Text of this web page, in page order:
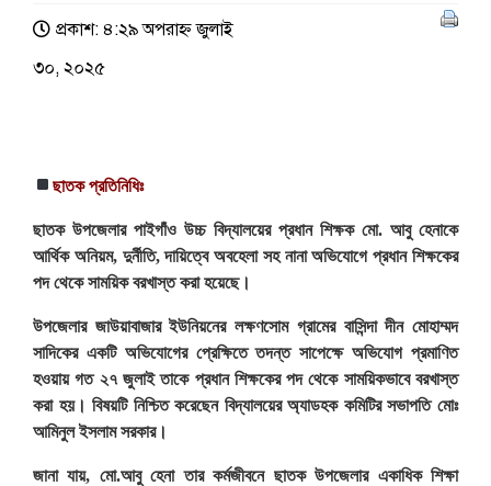
প্রকাশ: ৪:২৯ অপরাহ্ণ জুলাই
৩০, ২০২৫
ছাতক প্রতিনিধিঃ
ছাতক উপজেলার পাইগাঁও উচ্চ বিদ্যালয়ের প্রধান শিক্ষক মো. আবু হেনাকে
আর্থিক অনিয়ম, দুর্নীতি, দায়িত্বে অবহেলা সহ নানা অভিযোগে প্রধান শিক্ষকের
পদ থেকে সাময়িক বরখাস্ত করা হয়েছে।
উপজেলার জাউয়াবাজার ইউনিয়নের লক্ষণসোম গ্রামের বাসিন্দা দীন মোহাম্মদ
সাদিকের একটি অভিযোগের প্রেক্ষিতে তদন্ত সাপেক্ষে অভিযোগ প্রমাণিত
হওয়ায় গত ২৭ জুলাই তাকে প্রধান শিক্ষকের পদ থেকে সাময়িকভাবে বরখাস্ত
করা হয়। বিষয়টি নিশ্চিত করেছেন বিদ্যালয়ের অ্যাডহক কমিটির সভাপতি মোঃ
আমিনুল ইসলাম সরকার।
জানা যায়, মো.আবু হেনা তার কর্মজীবনে ছাতক উপজেলার একাধিক শিক্ষা